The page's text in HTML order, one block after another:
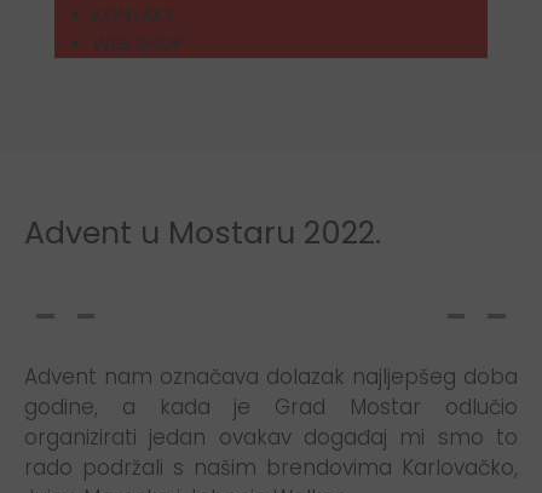
KONTAKT
WEB SHOP
Advent u Mostaru 2022.
Advent nam označava dolazak najljepšeg doba
godine, a kada je Grad Mostar odlučio
organizirati jedan ovakav događaj mi smo to
rado podržali s našim brendovima Karlovačko,